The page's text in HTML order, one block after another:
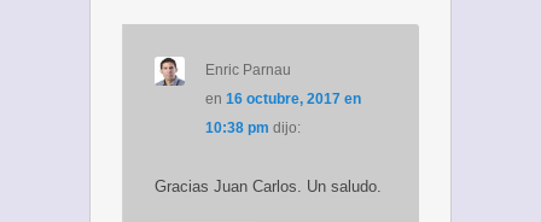
Enric Parnau
en16 octubre, 2017 en
10:38 pm dijo:
Gracias Juan Carlos. Un saludo.